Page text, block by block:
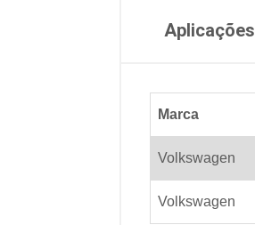
Aplicações
Marca
Volkswagen
Volkswagen